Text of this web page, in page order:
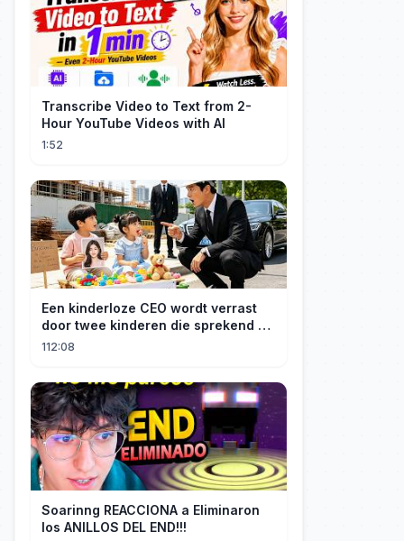
Transcribe Video to Text from 2-
Hour YouTube Videos with AI
1:52
Een kinderloze CEO wordt verrast
door twee kinderen die sprekend op
hem lijken en is geschokt: Wie zijn
112:08
Soarinng REACCIONA a Eliminaron
los ANILLOS DEL END!!!